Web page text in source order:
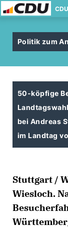
Politik zum
50-köpfige
bei Andreas
im Landtag
Stuttgart /
Wiesloch.